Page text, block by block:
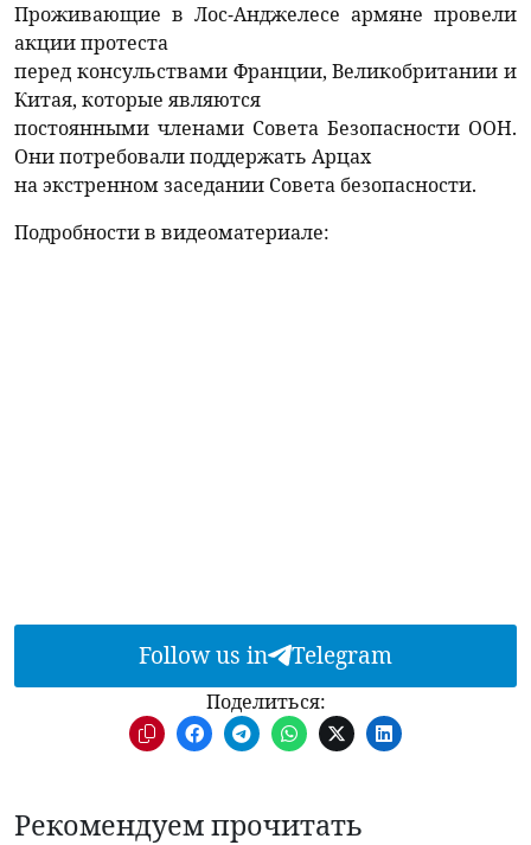
Проживающие в Лос-Анджелесе армяне провели
акции протеста
перед консульствами Франции, Великобритании и
Китая, которые являются
постоянными членами Совета Безопасности ООН.
Они потребовали поддержать Арцах
на экстренном заседании Совета безопасности.
Подробности в видеоматериале:
Follow us in Telegram
Поделиться:
Рекомендуем прочитать